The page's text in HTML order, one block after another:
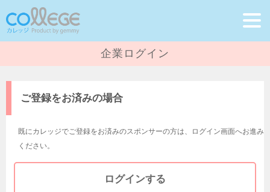
企業ログイン
ご登録をお済みの場合
既にカレッジでご登録をお済みのスポンサーの方は、
ログイン画面へお進み
ください。